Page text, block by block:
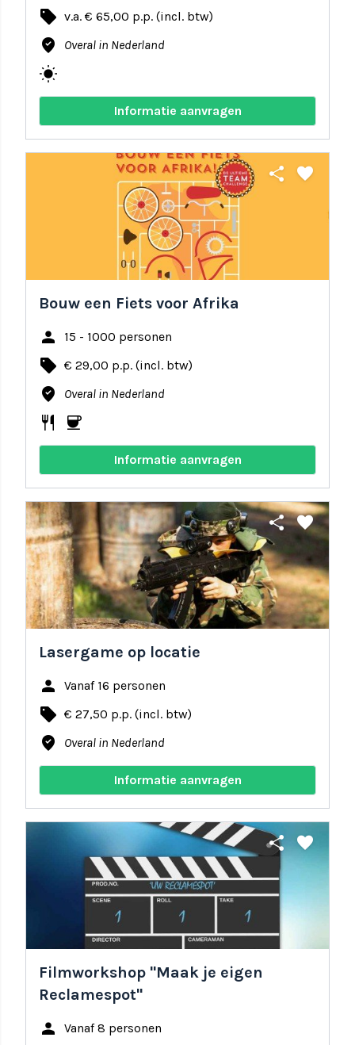
local_offer v.a. € 65,00 p.p. (incl. btw)
where_to_vote Overal in Nederland
wb_sunny
Informatie aanvragen
share favorite
Bouw een Fiets voor Afrika
person 15 - 1000 personen
local_offer € 29,00 p.p. (incl. btw)
where_to_vote Overal in Nederland
restaurant coffee
Informatie aanvragen
share favorite
Lasergame op locatie
person Vanaf 16 personen
local_offer € 27,50 p.p. (incl. btw)
where_to_vote Overal in Nederland
Informatie aanvragen
share favorite
Filmworkshop "Maak je eigen
Reclamespot"
person Vanaf 8 personen